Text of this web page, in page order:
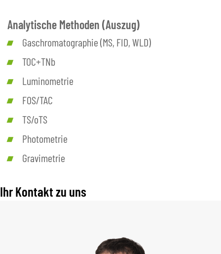
Analytische Methoden (Auszug)
Gaschromatographie (MS, FID, WLD)
TOC+TNb
Luminometrie
FOS/TAC
TS/oTS
Photometrie
Gravimetrie
Ihr Kontakt zu uns